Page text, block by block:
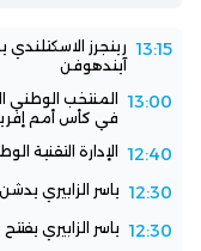
13:15 رينجرز
آيندهوفن
13:00
المنتخب الوطني
في كأس أمم
12:40 الإدارة التقنية
12:30 ياسر الزابيري
12:30 ياسر الزابيري